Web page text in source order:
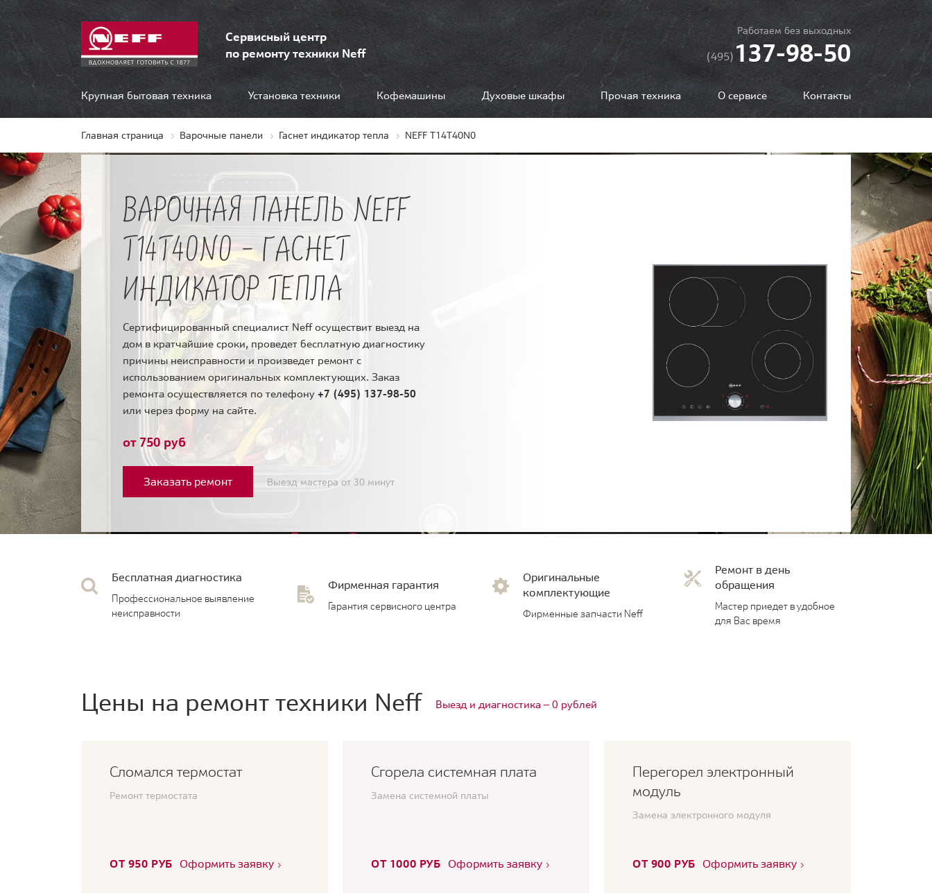
Сервисный центр
по ремонту техники Neff
Работаем без выходных
(495)137-98-50
Крупная бытовая техника Установка техники Кофемашины Духовые шкафы Прочая техника О сервисе Контакты
Главная страница Варочные панели Гаснет индикатор тепла NEFF T14T40N0
ВАРОЧНАЯ ПАНЕЛЬ NEFF
T14T40N0 - ГАСНЕТ
ИНДИКАТОР ТЕПЛА
Сертифицированный специалист Neff осуществит выезд на
дом в кратчайшие сроки, проведет бесплатную диагностику
причины неисправности и произведет ремонт с
использованием оригинальных комплектующих. Заказ
ремонта осуществляется по телефону +7 (495) 137-98-50
или через форму на сайте.
от 750 руб
Заказать ремонт Выезд мастера от 30 минут
Бесплатная диагностика
Профессиональное выявление
неисправности
Фирменная гарантия
Гарантия сервисного центра
Оригинальные
комплектующие
Фирменные запчасти Neff
Ремонт в день
обращения
Мастер приедет в удобное
для Вас время
Цены на ремонт техники Neff Выезд и диагностика — 0 рублей
Сломался термостат
Ремонт термостата
ОТ 950 РУБ Оформить заявку
Сгорела системная плата
Замена системной платы
ОТ 1000 РУБ Оформить заявку
Перегорел электронный
модуль
Замена электронного модуля
ОТ 900 РУБ Оформить заявку